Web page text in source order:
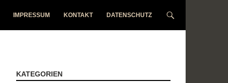
IMPRESSUM KONTAKT DATENSCHUTZ
KATEGORIEN